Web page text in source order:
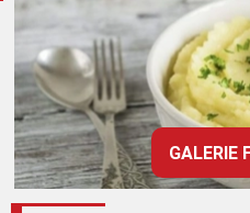
GALERIE